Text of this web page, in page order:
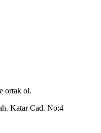
ortak ol.
Katar Cad. No:4